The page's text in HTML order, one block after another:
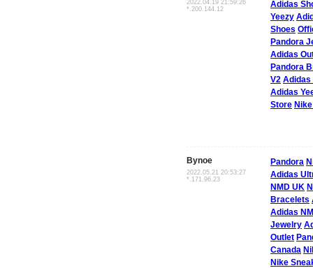
2022.04.19 21:59:26
*.200.144.12
Adidas
Yeezy
Shoes
Pandora
Adidas
Pandora
V2 Adidas
Adidas
Store
Bynoe
2022.05.21 20:53:27
*.171.96.23
Pandora
Adidas
NMD UK
Bracelets
Adidas
Jewelry
Outlet
Canada
Nike